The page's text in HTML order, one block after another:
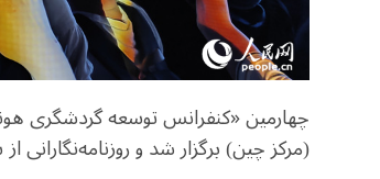
(مرکز چین) برگزار شد و